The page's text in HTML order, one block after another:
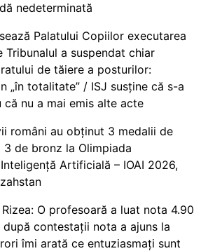
nedeterminată
Palatului Copiilor executarea
Tribunalul a suspendat chiar
de tăiere a posturilor:
„în totalitate” / ISJ susține că s-a
nu a mai emis alte acte
români au obținut 3 medalii de
de bronz la Olimpiada
Artificială – IOAI 2026,
O profesoară a luat nota 4.90
contestații nota a ajuns la
îmi arată ce entuziasmați sunt